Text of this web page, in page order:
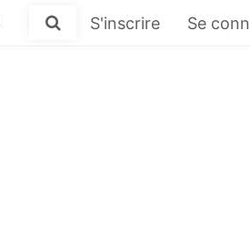
S'inscrire Se